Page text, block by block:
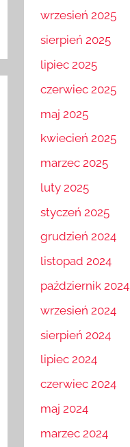
wrzesień 2025
sierpień 2025
lipiec 2025
czerwiec 2025
maj 2025
kwiecień 2025
marzec 2025
luty 2025
styczeń 2025
grudzień 2024
listopad 2024
październik 2024
wrzesień 2024
sierpień 2024
lipiec 2024
czerwiec 2024
maj 2024
marzec 2024